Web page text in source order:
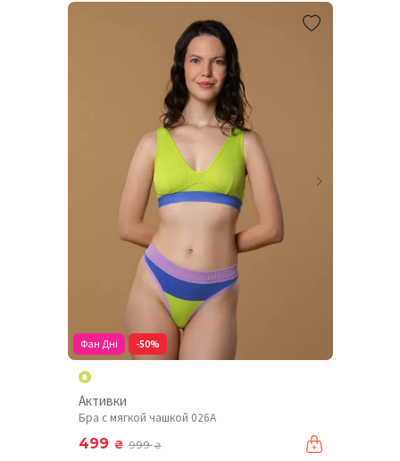
Фан Дні -50%
Активки
Бра с мягкой чашкой 026A
499 ₴ 999₴